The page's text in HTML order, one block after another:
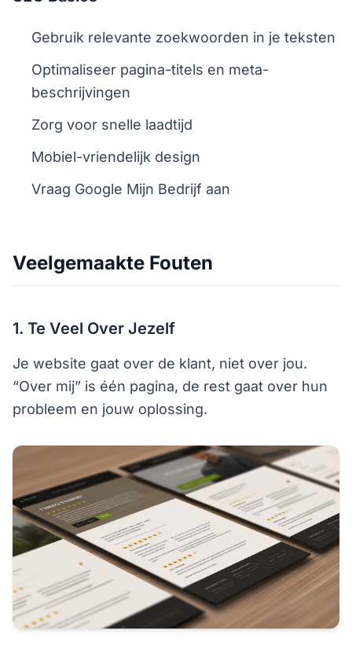
Gebruik relevante zoekwoorden in je teksten
Optimaliseer pagina-titels en meta-
beschrijvingen
Zorg voor snelle laadtijd
Mobiel-vriendelijk design
Vraag Google Mijn Bedrijf aan
Veelgemaakte Fouten
1. Te Veel Over Jezelf
Je website gaat over de klant, niet over jou.
“Over mij” is één pagina, de rest gaat over hun
probleem en jouw oplossing.